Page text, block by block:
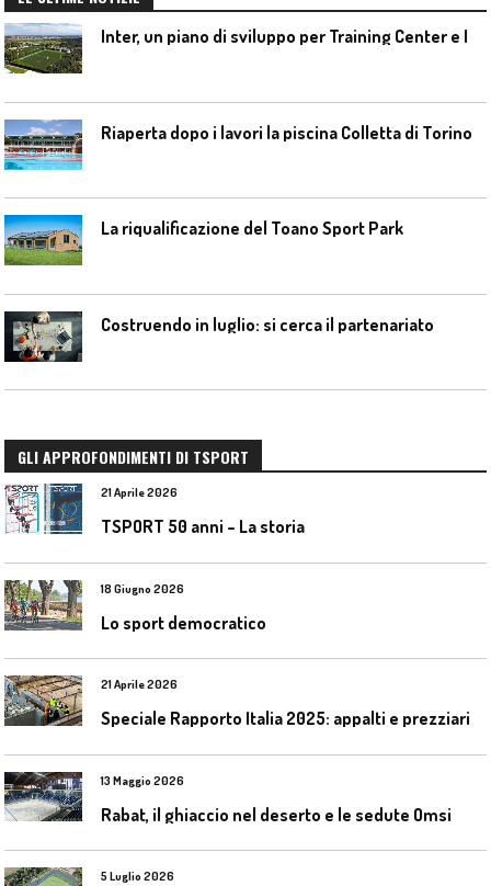
Riaperta dopo i lavori la piscina Colletta di Torino
La riqualificazione del Toano Sport Park
Costruendo in luglio: si cerca il partenariato
GLI APPROFONDIMENTI DI TSPORT
21 Aprile 2026
TSPORT 50 anni – La storia
18 Giugno 2026
Lo sport democratico
21 Aprile 2026
Speciale Rapporto Italia 2025: appalti e prezziari
13 Maggio 2026
Rabat, il ghiaccio nel deserto e le sedute Omsi
5 Luglio 2026